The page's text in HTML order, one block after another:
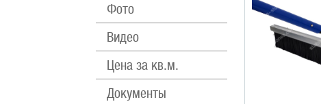
Фото
Видео
Цена за кв.м.
Документы